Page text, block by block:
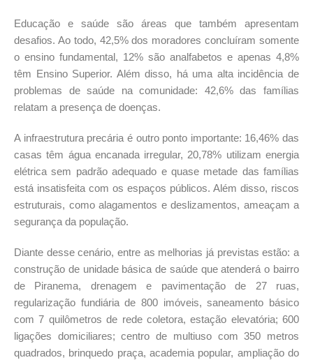
Educação e saúde são áreas que também apresentam
desafios. Ao todo, 42,5% dos moradores concluíram somente
o ensino fundamental, 12% são analfabetos e apenas 4,8%
têm Ensino Superior. Além disso, há uma alta incidência de
problemas de saúde na comunidade: 42,6% das famílias
relatam a presença de doenças.
A infraestrutura precária é outro ponto importante: 16,46% das
casas têm água encanada irregular, 20,78% utilizam energia
elétrica sem padrão adequado e quase metade das famílias
está insatisfeita com os espaços públicos. Além disso, riscos
estruturais, como alagamentos e deslizamentos, ameaçam a
segurança da população.
Diante desse cenário, entre as melhorias já previstas estão: a
construção de unidade básica de saúde que atenderá o bairro
de Piranema, drenagem e pavimentação de 27 ruas,
regularização fundiária de 800 imóveis, saneamento básico
com 7 quilômetros de rede coletora, estação elevatória; 600
ligações domiciliares; centro de multiuso com 350 metros
quadrados, brinquedo praça, academia popular, ampliação do